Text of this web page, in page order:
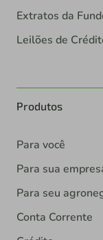
Extratos da
Leilões de
Produtos
Para você
Para sua
Para seu
Conta Corrente